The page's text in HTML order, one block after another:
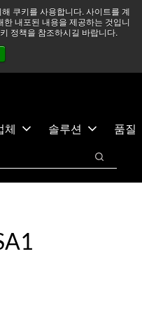
쿠키를 사용합니다. 사이트를 계
내포된 내용을 제공하는 것입니
정책을 참조하시길 바랍니다.
고 있으며, 모든 서비스는
다. 더 읽어보기 →
하기
체 솔루션
품질
검색